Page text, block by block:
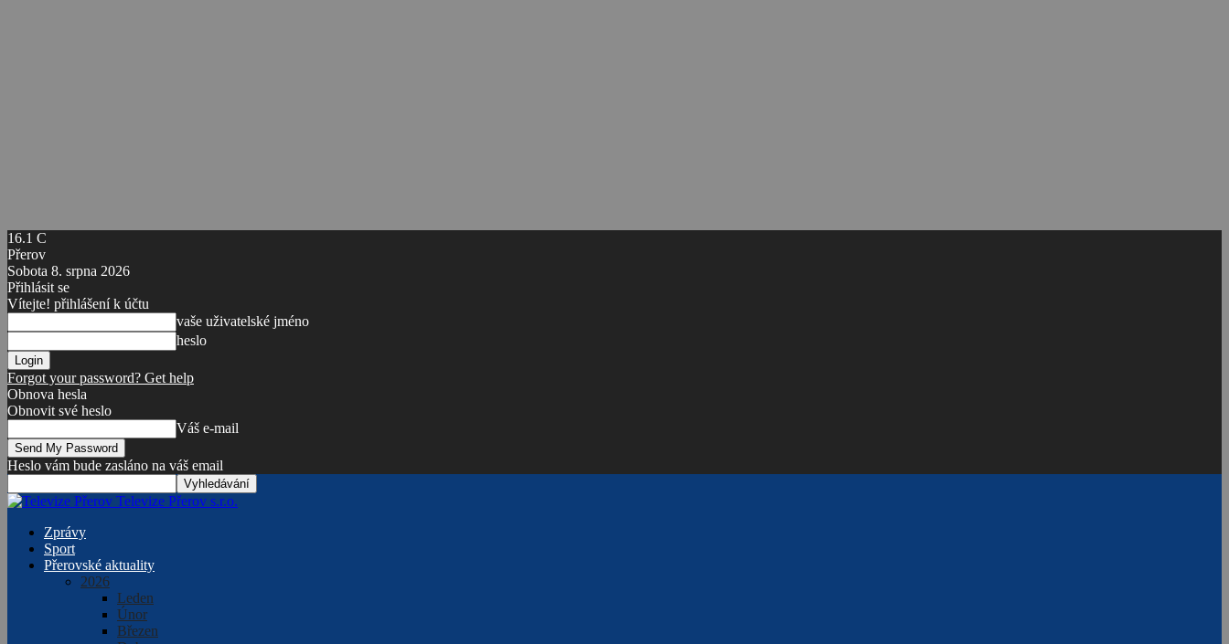
16.1 C
Přerov
Sobota 8. srpna 2026
Přihlásit se
Vítejte! přihlášení k účtu
vaše uživatelské jméno
heslo
Forgot your password? Get help
Obnova hesla
Obnovit své heslo
Váš e-mail
Heslo vám bude zasláno na váš email
Televize Přerov s.r.o.
Zprávy
Sport
Přerovské aktuality
2026
Leden
Únor
Březen